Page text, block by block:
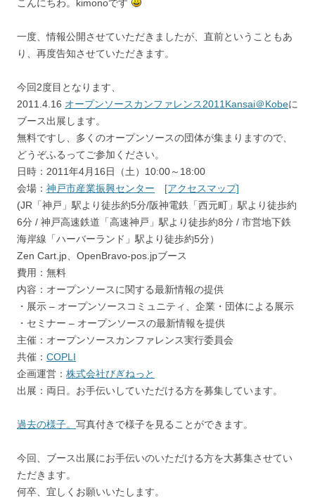
こんにちわ。kimonoです
一度、情報公開させていただきましたが、直前ということもあ
り、再度告知させていただきます。
今回2度目となります、
2011.4.16 オープンソースカンファレンス2011Kansai＠Kobeに
ブース出展します。
無料ですし、多くのオープンソースの団体が集まりますので、
どうぞふるってご参加ください。
日時：2011年4月16日（土）10:00～18:00
会場： 神戸市産業振興センター
[アクセスマップ]
(JR「神戸」駅より徒歩約5分/阪神電鉄「西元町」駅より徒歩約
6分 / 神戸高速鉄道「高速神戸」駅より徒歩約8分 / 市営地下鉄
海岸線「ハーバーランド」駅より徒歩約5分）
Zen Cart.jp、OpenBravo-pos.jpブース
費用：無料
内容：オープンソースに関する最新情報の提供
・展示 – オープンソースコミュニティ、企業・団体による展示
・セミナー – オープンソースの最新情報を提供
主催：オープンソースカンファレンス実行委員会
共催： COPLI
企画運営： 株式会社びぎねっと
出展：両日。お手伝いしていただける方を募集しています。
過去の様子。 写真付きで様子を見ることができます。
今回、ブース出展にお手伝いのいただける方を大募集させてい
ただきます。
何卒、宜しくお願いいたします。